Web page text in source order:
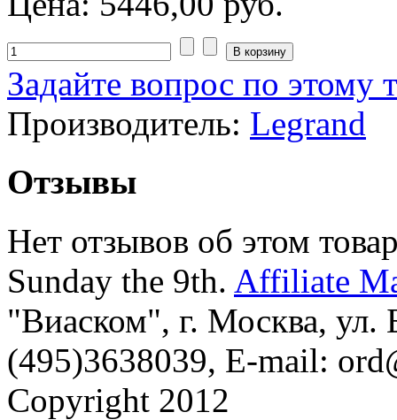
Задайте вопрос по этому
Производитель: Legrand
Отзывы
Нет отзывов об этом
Sunday the 9th. Affiliate
"Виаском", г. Москва, ул.
(495)3638039, E-mail:
Copyright 2012